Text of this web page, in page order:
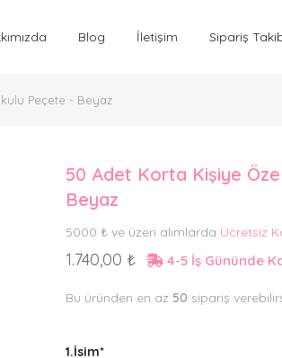
Blog İletişim Sipariş
Peçete - Beyaz
50 Adet Korta Kişiye
Beyaz
5000 ₺ ve üzeri alımlarda Ücretsiz
1.740,00 ₺ 4-5 İş Gününde
Bu üründen en az 50 sipariş
1.İsim*